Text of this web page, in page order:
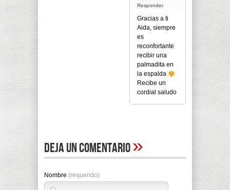
Responder
Gracias a ti
Aida, siempre
es
reconfortante
recibir una
palmadita en
la espalda
Recibe un
cordial saludo
Deja un comentario»
Nombre (requerido)